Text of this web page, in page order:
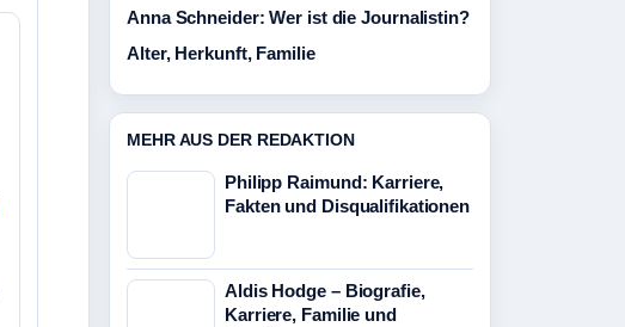
Anna Schneider: Wer ist die Journalistin?
Alter, Herkunft, Familie
MEHR AUS DER REDAKTION
Philipp Raimund: Karriere,
Fakten und Disqualifikationen
Aldis Hodge – Biografie,
Karriere, Familie und